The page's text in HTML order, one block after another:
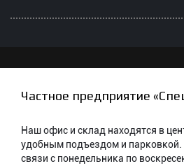
Частное предприятие
Наш офис и склад находятся в
удобным подъездом и
связи с понедельника по